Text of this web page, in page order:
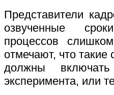
Представители
озвученные
процессов
отмечают, что
должны
эксперимента, или